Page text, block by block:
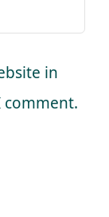
in